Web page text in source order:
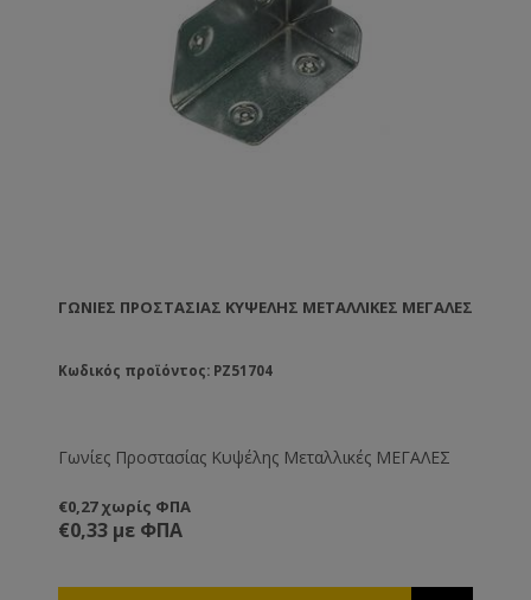
ΓΩΝΊΕΣ ΠΡΟΣΤΑΣΊΑΣ ΚΥΨΈΛΗΣ ΜΕΤΑΛΛΙΚΈΣ ΜΕΓΑΛΕΣ
Κωδικός προϊόντος: PZ51704
Γωνίες Προστασίας Κυψέλης Μεταλλικές ΜΕΓΑΛΕΣ
€0,27 χωρίς ΦΠΑ
€0,33 με ΦΠΑ